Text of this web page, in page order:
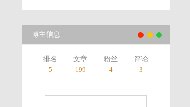
博主信息
排名
5
文章
199
粉丝
4
评论
3